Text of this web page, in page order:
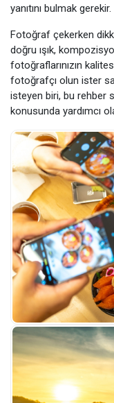
yanıtını bulmak gerekir.
Fotoğraf çekerken
doğru ışık,
fotoğraflarınızın
fotoğrafçı olun ister
isteyen biri, bu rehber
konusunda yardımcı